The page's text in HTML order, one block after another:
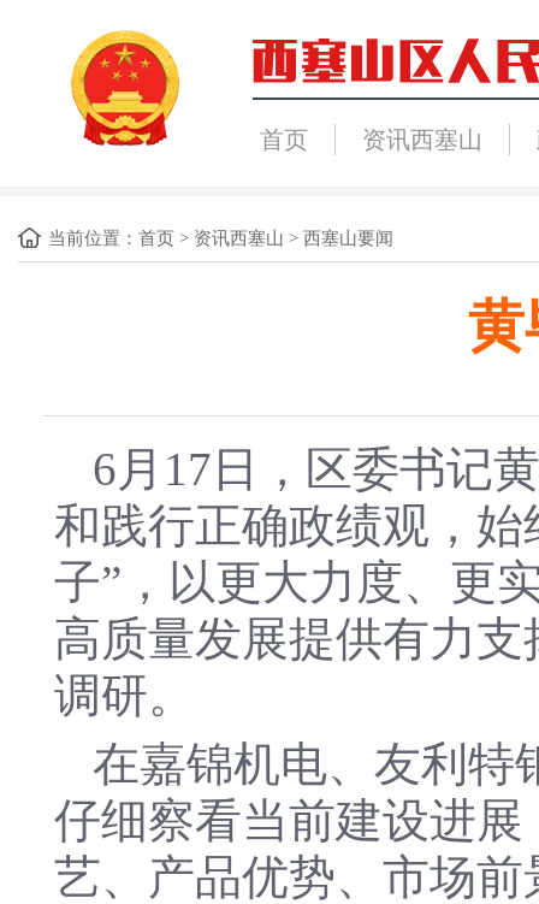
首页 资讯西塞山
当前位置： 首页 > 资讯西塞山 > 西塞山要闻
黄
6月17日，区委书记
和践行正确政绩观，
子”，以更大力度、更
高质量发展提供有力
调研。
在嘉锦机电、友利特
仔细察看当前建设进
艺、产品优势、市场